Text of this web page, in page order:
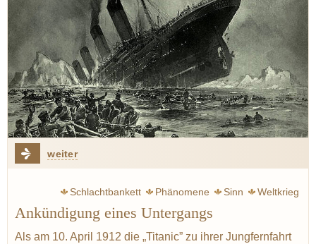
weiter
Schlachtbankett Phänomene Sinn
Weltkrieg
Zweig Stefan
Krieg Escoffier Auguste
Austern
Käse Spargel Lachs Graupen
Gerste
Ankündigung eines Untergangs
Als am 10. April 1912 die „Titanic” zu ihrer Jungfernfahrt